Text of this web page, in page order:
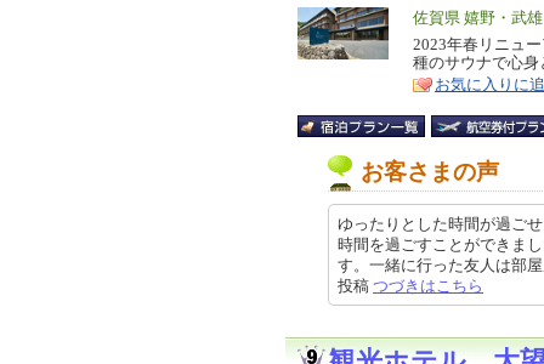
エ
リ
ア
佐賀県 嬉野・武
特
徴
2023年春リニュ
種のサウナで心
お気に入りに
お客さまの声
ゆったりとした時間が過ご
時間を過ごすことができま
す。一緒に行った友人は部
投稿 つづきはこちら